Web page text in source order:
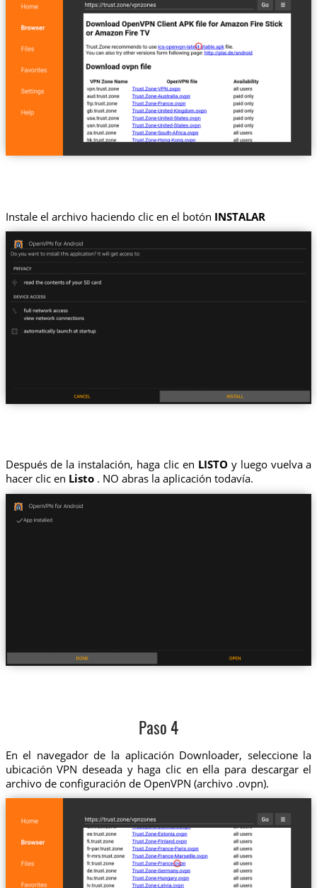
Instale el archivo haciendo clic en el botón INSTALAR
Después de la instalación, haga clic en LISTO y luego vuelva a
hacer clic en Listo. NO abras la aplicación todavía.
Paso 4
En el navegador de la aplicación Downloader, seleccione la
ubicación VPN deseada y haga clic en ella para descargar el
archivo de configuración de OpenVPN (archivo .ovpn).